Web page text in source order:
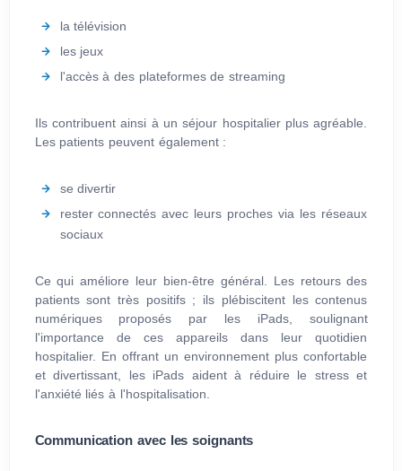
la télévision
les jeux
l'accès à des plateformes de streaming
Ils contribuent ainsi à un séjour hospitalier plus agréable.
Les patients peuvent également :
se divertir
rester connectés avec leurs proches via les réseaux
sociaux
Ce qui améliore leur bien-être général. Les retours des
patients sont très positifs ; ils plébiscitent les contenus
numériques proposés par les iPads, soulignant
l'importance de ces appareils dans leur quotidien
hospitalier. En offrant un environnement plus confortable
et divertissant, les iPads aident à réduire le stress et
l'anxiété liés à l'hospitalisation.
Communication avec les soignants